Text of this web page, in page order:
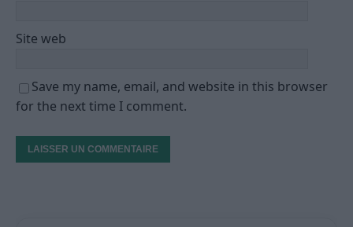
Site web
Save my name, email, and website in this browser
for the next time I comment.